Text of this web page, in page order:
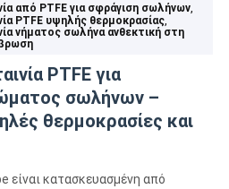
από PTFE για σφράγιση σωλήνων,
PTFE υψηλής θερμοκρασίας,
νήματος σωλήνα ανθεκτική στη
PTFE για
σωλήνων –
θερμοκρασίες και
είναι κατασκευασμένη από